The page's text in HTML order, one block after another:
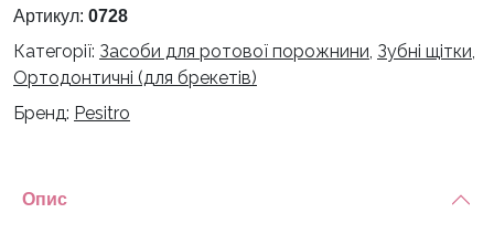
6580
Ortho
(помаранчева)
Артикул: 0728
Категорії: Засоби для ротової порожнини, Зубні щітки,
Ортодонтичні (для брекетів)
Бренд: Pesitro
Опис